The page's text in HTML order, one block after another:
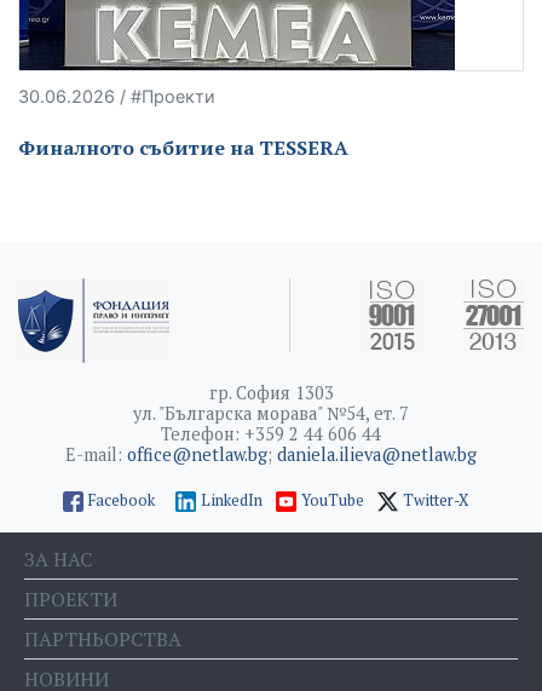
30.06.2026 / #Проекти
Финалното събитие на TESSERA
гр. София 1303
ул. "Българска морава" №54, ет. 7
Телефон: +359 2 44 606 44
E-mail: office@netlaw.bg; daniela.ilieva@netlaw.bg
Facebook LinkedIn YouTube Twitter-X
ЗА НАС
ПРОЕКТИ
ПАРТНЬОРСТВА
НОВИНИ